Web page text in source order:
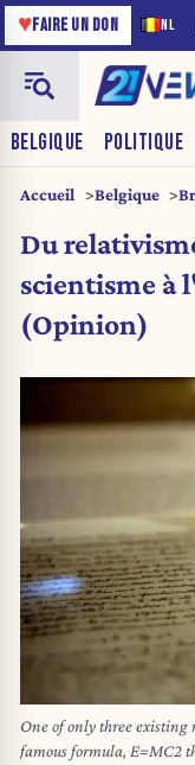
NL
♥FAIRE UN DON
BELGIQUE POLITIQUE
Accueil Belgique
Du
scientisme à
(Opinion)
One of only three existing
famous formula, E=MC2